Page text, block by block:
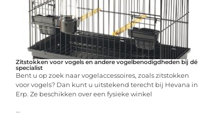
Zitstokken voor vogels en andere vogelbenodigdheden bij dé
specialist
Bent u op zoek naar vogelaccessoires, zoals zitstokken
voor vogels? Dan kunt u uitstekend terecht bij Hevana in
Erp. Ze beschikken over een fysieke winkel
...